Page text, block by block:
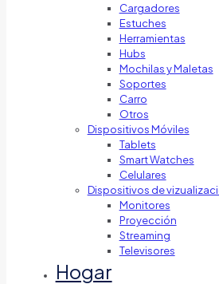
Cargadores
Estuches
Herramientas
Hubs
Mochilas y Maletas
Soportes
Carro
Otros
Dispositivos Móviles
Tablets
Smart Watches
Celulares
Dispositivos de
Monitores
Proyección
Streaming
Televisores
Hogar